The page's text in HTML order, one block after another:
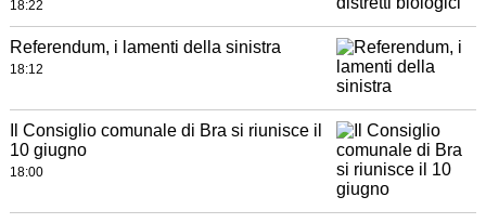
18:22
Referendum, i lamenti della sinistra
18:12
Il Consiglio comunale di Bra si riunisce il
10 giugno
18:00